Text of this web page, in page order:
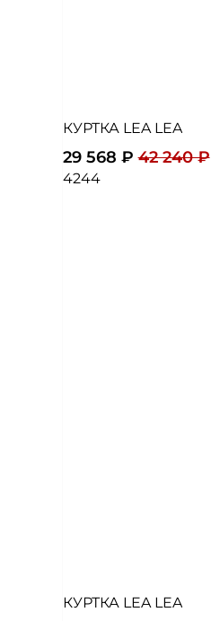
КУРТКА LEA LEA
29 568 ₽ 42 240 ₽
4244
КУРТКА LEA LEA